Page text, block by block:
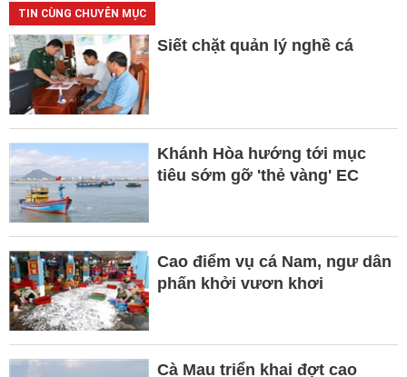
TIN CÙNG CHUYÊN MỤC
Siết chặt quản lý nghề cá
Khánh Hòa hướng tới mục
tiêu sớm gỡ 'thẻ vàng' EC
Cao điểm vụ cá Nam, ngư dân
phấn khởi vươn khơi
Cà Mau triển khai đợt cao